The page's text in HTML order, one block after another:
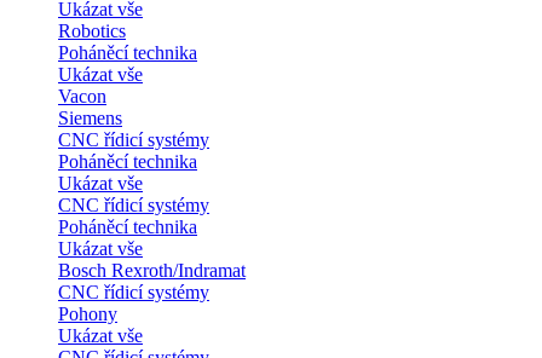
Ukázat vše
Robotics
Poháněcí technika
Ukázat vše
Vacon
Siemens
CNC řídicí systémy
Poháněcí technika
Ukázat vše
CNC řídicí systémy
Poháněcí technika
Ukázat vše
Bosch Rexroth/Indramat
CNC řídicí systémy
Pohony
Ukázat vše